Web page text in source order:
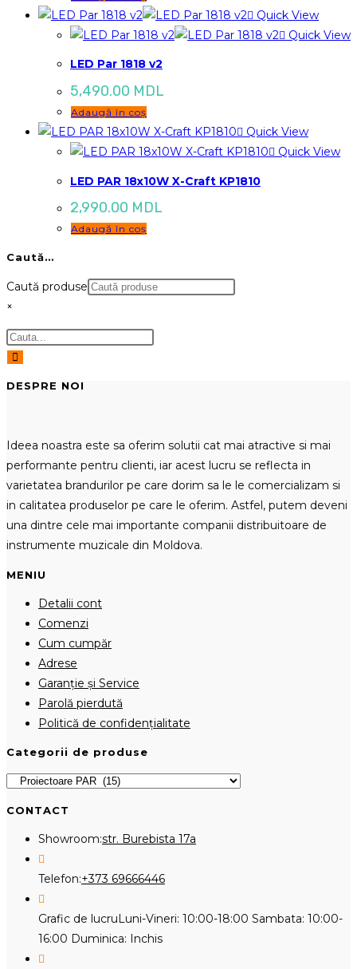
Quick View
Quick View
LED Par 1818 v2
5,490.00 MDL
Adaugă în coș
Quick View
Quick View
LED PAR 18x10W X-Craft KP1810
2,990.00 MDL
Adaugă în coș
Caută…
Caută produse
×
DESPRE NOI
Ideea noastra este sa oferim solutii cat mai atractive si mai
performante pentru clienti, iar acest lucru se reflecta in
varietatea brandurilor pe care dorim sa le le comercializam si
in calitatea produselor pe care le oferim. Astfel, putem deveni
una dintre cele mai importante companii distribuitoare de
instrumente muzicale din Moldova.
MENIU
Detalii cont
Comenzi
Cum cumpăr
Adrese
Garanție și Service
Parolă pierdută
Politică de confidențialitate
Categorii de produse
CONTACT
Showroom:str. Burebista 17a
Telefon:+373 69666446Opens
your
Grafic de lucruLuni-Vineri: 10:00-18:00 Sambata: 10:00-
16:00 Duminica: Inchis